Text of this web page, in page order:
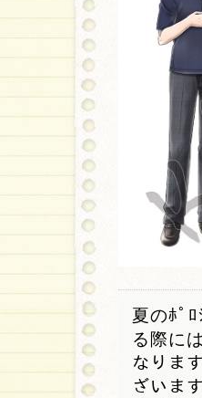
夏のﾎﾟ
る際に
なりま
ざいま